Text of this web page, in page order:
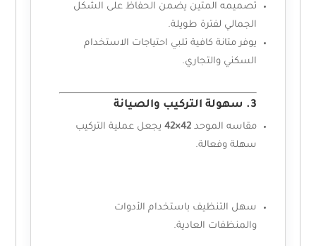
تصميمه المتين يضمن الحفاظ على الشكل
الجمالي لفترة طويلة.
يوفر متانة كافية تلبي احتياجات الاستخدام
السكني والتجاري.
3. سهولة التركيب والصيانة
مقاسه الموحد42×42
يجعل عملية التركيب
سهلة وفعالة.
سهل التنظيف باستخدام الأدوات
والمنظفات العادية.